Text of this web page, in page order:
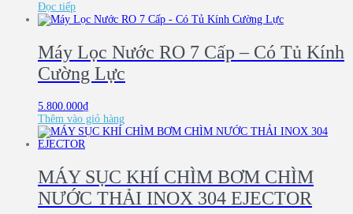
Đọc tiếp
Máy Lọc Nước RO 7 Cấp – Có Tủ Kính
Cường Lực
5.800.000₫
Thêm vào giỏ hàng
MÁY SỤC KHÍ CHÌM BƠM CHÌM
NƯỚC THẢI INOX 304 EJECTOR